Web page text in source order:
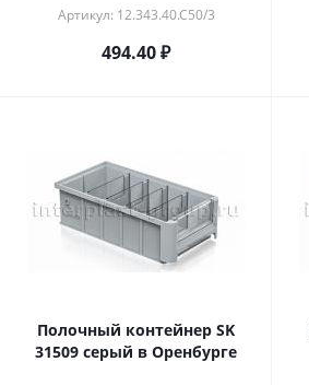
Артикул: 12.343.40.С50/3
494.40₽
Полочный контейнер SK
31509 серый в Оренбурге